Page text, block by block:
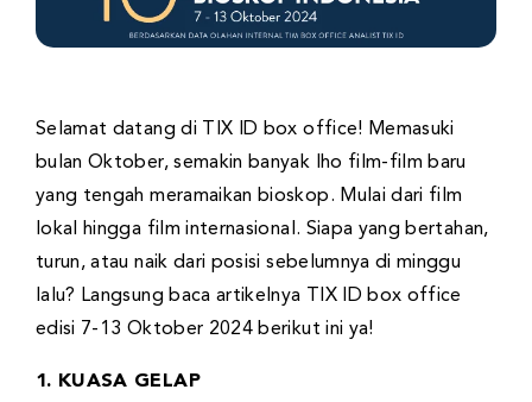
Selamat datang di TIX ID box office! Memasuki
bulan Oktober, semakin banyak lho film-film baru
yang tengah meramaikan bioskop. Mulai dari film
lokal hingga film internasional. Siapa yang bertahan,
turun, atau naik dari posisi sebelumnya di minggu
lalu? Langsung baca artikelnya TIX ID box office
edisi 7-13 Oktober 2024 berikut ini ya!
1. KUASA GELAP